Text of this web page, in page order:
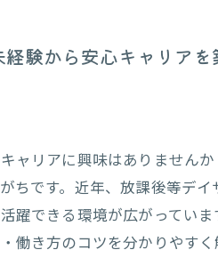
験から安心キャリア
ャリアに興味はありません
ちです。近年、放課後等デ
躍できる環境が広がってい
働き方のコツを分かりやす